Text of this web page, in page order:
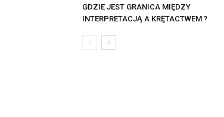
GDZIE JEST GRANICA MIĘDZY
INTERPRETACJĄ A KRĘTACTWEM ?